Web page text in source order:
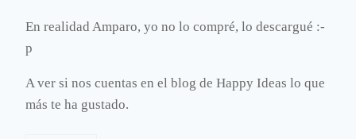
En realidad Amparo, yo no lo compré, lo descargué :-
p
A ver si nos cuentas en el blog de Happy Ideas lo que
más te ha gustado.